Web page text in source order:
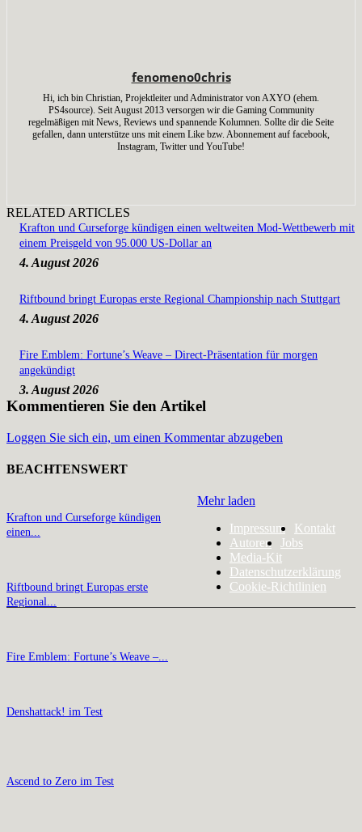
fenomeno0chris
Hi, ich bin Christian, Projektleiter und Administrator von AXYO (ehem.
PS4source). Seit August 2013 versorgen wir die Gaming Community
regelmäßigen mit News, Reviews und spannende Kolumnen. Sollte dir die Seite
gefallen, dann unterstütze uns mit einem Like bzw. Abonnement auf facebook,
Instagram, Twitter und YouTube!
RELATED ARTICLES
Krafton und Curseforge kündigen einen weltweiten Mod-Wettbewerb mit
einem Preisgeld von 95.000 US-Dollar an
4. August 2026
Riftbound bringt Europas erste Regional Championship nach Stuttgart
4. August 2026
Fire Emblem: Fortune’s Weave – Direct-Präsentation für morgen
angekündigt
3. August 2026
Kommentieren Sie den Artikel
Loggen Sie sich ein, um einen Kommentar abzugeben
BEACHTENSWERT
Krafton und Curseforge kündigen
einen...
Riftbound bringt Europas erste
Regional...
Fire Emblem: Fortune’s Weave –...
Denshattack! im Test
Ascend to Zero im Test
Mehr laden
Impressum
Kontakt
Autoren
Jobs
Media-Kit
Datenschutzerklärung
Cookie-Richtlinien